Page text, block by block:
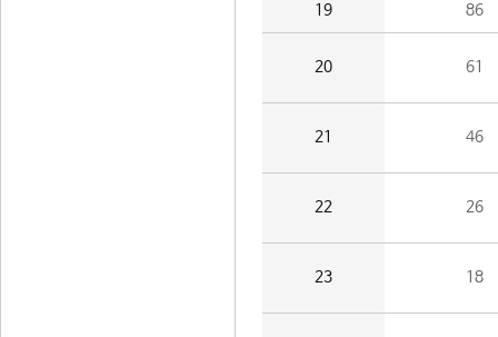
19 86
20 61
21 46
22 26
23 18